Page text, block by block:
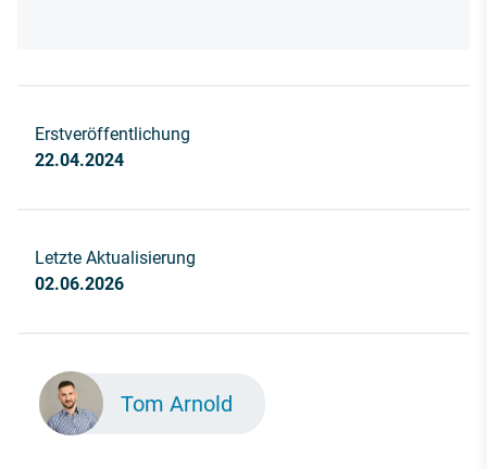
Erstveröffentlichung
22.04.2024
Letzte Aktualisierung
02.06.2026
Tom Arnold